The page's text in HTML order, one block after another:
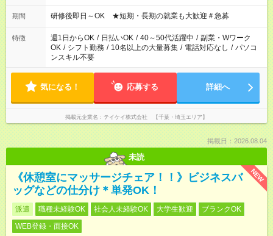
ください！
期間 研修後即日～OK ★短期・長期の就業も大歓迎＃急募
特徴 週1日からOK / 日払いOK / 40～50代活躍中 / 副業・Wワーク
OK / シフト勤務 / 10名以上の大量募集 / 電話対応なし / パソコ
ンスキル不要
気になる！ 応募する 詳細へ
掲載元企業名 テイケイ株式会社 【千葉・埼玉エリア】
掲載日：2026.08.04
未読
NEW
《休憩室にマッサージチェア！！》ビジネスバ
ッグなどの仕分け＊単発OK！
派遣 職種未経験OK 社会人未経験OK 大学生歓迎
ブランクOK
WEB登録・面接OK